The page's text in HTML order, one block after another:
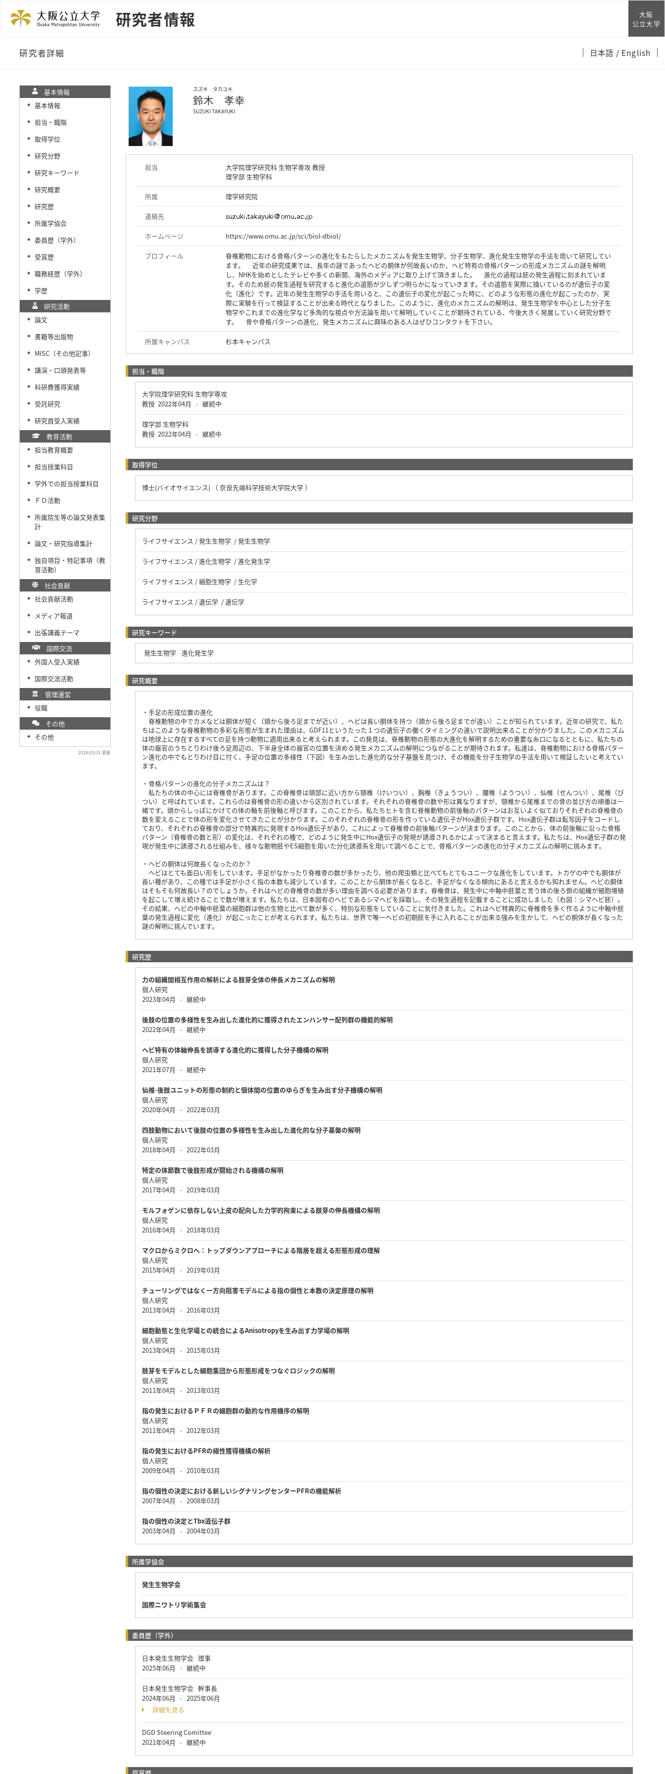
研究者情報
大阪
公立大学
研究者詳細 日本語 / English
基本情報
◆ 基本情報
◆ 担当・職階
◆ 取得学位
◆ 研究分野
◆ 研究キーワード
◆ 研究概要
◆ 研究歴
◆ 所属学協会
◆ 委員歴（学外）
◆ 受賞歴
◆ 職務経歴（学外）
◆
学歴
研究活動
◆ 論文
◆ 書籍等出版物
◆ MISC（その他記事）
◆ 講演・口頭発表等
◆ 科研費獲得実績
◆ 受託研究
◆
研究員受入実績
教育活動
◆ 担当教育概要
◆ 担当授業科目
◆ 学外での担当授業科目
◆ ＦＤ活動
◆
所属院生等の論文発表集
計
◆ 論文・研究指導集計
◆
独自項目・特記事項（教
育活動）
社会貢献
◆ 社会貢献活動
◆ メディア報道
◆
出張講義テーマ
国際交流
◆ 外国人受入実績
◆
国際交流活動
管理運営
◆
役職
その他
◆ その他
2026/03/31 更新
スズキ タカユキ
鈴木 孝幸
SUZUKI TAKAYUKI
担当
大学院理学研究科 生物学専攻 教授
理学部 生物学科
所属 理学研究院
連絡先
ホームページ https://www.omu.ac.jp/sci/biol-dbiol/
プロフィール
脊椎動物における骨格パターンの進化をもたらしたメカニズムを発生生物学、分子生物学、進化発生生物学の手法を用いて研究してい
ます。 近年の研究成果では、長年の謎であったヘビの胴体が何故長いのか、ヘビ特有の骨格パターンの形成メカニズムの謎を解明
し、NHKを始めとしたテレビや多くの新聞、海外のメディアに取り上げて頂きました。 進化の過程は胚の発生過程に刻まれていま
す。そのため胚の発生過程を研究すると進化の道筋が少しずつ明らかになっていきます。その道筋を実際に描いているのが遺伝子の変
化（進化）です。近年の発生生物学の手法を用いると、この遺伝子の変化が起こった時に、どのような形態の進化が起こったのか、実
際に実験を行って検証することが出来る時代となりました。このように、進化のメカニズムの解明は、発生生物学を中心とした分子生
物学やこれまでの進化学など多角的な視点や方法論を用いて解明していくことが期待されている、今後大きく発展していく研究分野で
す。 骨や骨格パターンの進化、発生メカニズムに興味のある人はぜひコンタクトを下さい。
所属キャンパス 杉本キャンパス
担当・職階
大学院理学研究科 生物学専攻
教授 2022年04月 - 継続中
理学部 生物学科
教授 2022年04月 - 継続中
取得学位
博士(バイオサイエンス) （ 奈良先端科学技術大学院大学 ）
研究分野
ライフサイエンス / 発生生物学 / 発生生物学
ライフサイエンス / 進化生物学 / 進化発生学
ライフサイエンス / 細胞生物学 / 生化学
ライフサイエンス / 遺伝学 / 遺伝学
研究キーワード
発生生物学 進化発生学
研究概要
・手足の形成位置の進化
脊椎動物の中でカメなどは胴体が短く（頭から後ろ足までが近い）、ヘビは長い胴体を持つ（頭から後ろ足までが遠い）ことが知られています。近年の研究で、私た
ちはこのような脊椎動物の多彩な形態が生まれた理由は、GDF11というたった１つの遺伝子の働くタイミングの違いで説明出来ることが分かりました。このメカニズム
は地球上に存在するすべての足を持つ動物に適用出来ると考えられます。この発見は、脊椎動物の形態の大進化を解明するための重要な糸口になるとともに、私たちの
体の器官のうちとりわけ後ろ足周辺の、下半身全体の器官の位置を決める発生メカニズムの解明につながることが期待されます。私達は、脊椎動物における骨格パター
ン進化の中でもとりわけ目に付く、手足の位置の多様性（下図）を生み出した進化的な分子基盤を見つけ、その機能を分子生物学の手法を用いて検証したいと考えてい
ます。
・骨格パターンの進化の分子メカニズムは？
私たちの体の中心には脊椎骨があります。この脊椎骨は頭部に近い方から頸椎（けいつい）、胸椎（きょうつい）、腰椎（ようつい）、仙椎（せんつい）、尾椎（び
つい）と呼ばれています。これらのは脊椎骨の形の違いから区別されています。それぞれの脊椎骨の数や形は異なりますが、頸椎から尾椎までの骨の並び方の順番は一
緒です。頭からしっぽにかけての体の軸を前後軸と呼びます。このことから、私たちヒトを含む脊椎動物の前後軸のパターンはお互いよく似ておりそれぞれの脊椎骨の
数を変えることで体の形を変化させてきたことが分かります。このそれぞれの脊椎骨の形を作っている遺伝子がHox遺伝子群です。Hox遺伝子群は転写因子をコードし
ており、それぞれの脊椎骨の部分で特異的に発現するHox遺伝子があり、これによって脊椎骨の前後軸パターンが決まります。このことから、体の前後軸に沿った骨格
パターン（脊椎骨の数と形）の変化は、それぞれの種で、どのように発生中にHox遺伝子の発現が誘導されるかによって決まると言えます。私たちは、Hox遺伝子群の発
現が発生中に誘導される仕組みを、様々な動物胚やES細胞を用いた分化誘導系を用いて調べることで、骨格パターンの進化の分子メカニズムの解明に挑みます。
・ヘビの胴体は何故長くなったのか？
​ ヘビはとても面白い形をしています。手足がなかったり脊椎骨の数が多かったり、他の爬虫類と比べてもとてもユニークな進化をしています。トカゲの中でも胴体が
長い種があり、この種では手足が小さく指の本数も減少しています。このことから胴体が長くなると、手足がなくなる傾向にあると言えるかも知れません。ヘビの胴体
はそもそも何故長い？のでしょうか。それはヘビの脊椎骨の数が多い理由を調べる必要があります。脊椎骨は、発生中に中軸中胚葉と言う体の後ろ側の組織が細胞増殖
を起こして増え続けることで数が増えます。私たちは、日本固有のヘビであるシマヘビを採取し、その発生過程を記載することに成功しました（右図：シマヘビ胚）。
その結果、ヘビの中軸中胚葉の細胞群は他の生物と比べて数が多く、特別な形態をしていることに気付きました。これはヘビ特異的に脊椎骨を多く作るように中軸中胚
葉の発生過程に変化（進化）が起こったことが考えられます。私たちは、世界で唯一ヘビの初期胚を手に入れることが出来る強みを生かして、ヘビの胴体が長くなった
謎の解明に挑んでいます。
研究歴
力の組織間相互作用の解析による肢芽全体の伸長メカニズムの解明
個人研究
2023年04月
- 継続中
後肢の位置の多様性を生み出した進化的に獲得されたエンハンサー配列群の機能的解明
2022年04月
- 継続中
ヘビ特有の体軸伸長を誘導する進化的に獲得した分子機構の解明
個人研究
2021年07月
- 継続中
仙椎-後肢ユニットの形態の制約と個体間の位置のゆらぎを生み出す分子機構の解明
個人研究
2020年04月
- 2022年03月
四肢動物において後肢の位置の多様性を生み出した進化的な分子基盤の解明
個人研究
2018年04月
- 2022年03月
特定の体節数で後肢形成が開始される機構の解明
個人研究
2017年04月
- 2019年03月
モルフォゲンに依存しない上皮の配向した力学的拘束による肢芽の伸長機構の解明
個人研究
2016年04月
- 2018年03月
マクロからミクロへ：トップダウンアプローチによる階層を超える形態形成の理解
個人研究
2015年04月
- 2019年03月
チューリングではなく一方向阻害モデルによる指の個性と本数の決定原理の解明
個人研究
2013年04月
- 2016年03月
細胞動態と生化学場との統合によるAnisotropyを生み出す力学場の解明
個人研究
2013年04月
- 2015年03月
肢芽をモデルとした細胞集団から形態形成をつなぐロジックの解明
個人研究
2011年04月
- 2013年03月
指の発生におけるＰＦＲの細胞群の動的な作用機序の解明
個人研究
2011年04月
- 2012年03月
指の発生におけるPFRの極性獲得機構の解析
個人研究
2009年04月
- 2010年03月
指の個性の決定における新しいシグナリングセンターPFRの機能解析
2007年04月
- 2008年03月
指の個性の決定とTbx遺伝子群
2003年04月
- 2004年03月
所属学協会
発生生物学会
国際ニワトリ学術集会
委員歴（学外）
日本発生生物学会 理事
2025年06月
- 継続中
日本発生生物学会 幹事長
2024年06月
- 2025年06月
詳細を見る
DGD Steering Comittee
2021年04月
- 継続中